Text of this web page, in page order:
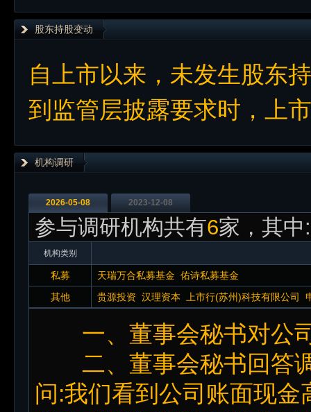
股东持股变动
自上市以来，未发生股东
到监管层披露要求时，上
机构调研
2026-05-08 2023-12-08
参与调研机构共有6家，其中
机构类别
私募 天瑞万合私募基金 佑诗私募基金
其他
贵源投资 汉理资本 上市行(苏州)科技有限公司
一、董事会秘书对公司
二、董事会秘书回答调
问:我们看到公司账面现